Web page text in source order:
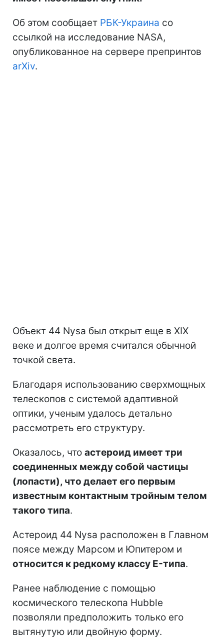
Об этом сообщает РБК-Украина со
ссылкой на исследование NASA,
опубликованное на сервере препринтов
arXiv.
Объект 44 Nysa был открыт еще в XIX
веке и долгое время считался обычной
точкой света.
Благодаря использованию сверхмощных
телескопов с системой адаптивной
оптики, ученым удалось детально
рассмотреть его структуру.
Оказалось, что астероид имеет три
соединенных между собой частицы
(лопасти), что делает его первым
известным контактным тройным телом
такого типа.
Астероид 44 Nysa расположен в Главном
поясе между Марсом и Юпитером и
относится к редкому классу E-типа.
Ранее наблюдение с помощью
космического телескопа Hubble
позволяли предположить только его
вытянутую или двойную форму.